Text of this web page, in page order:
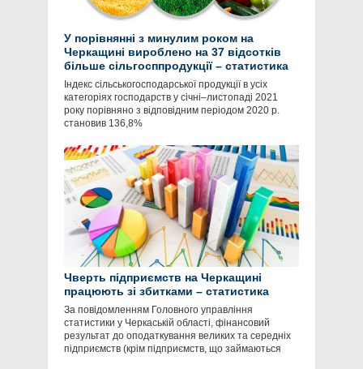
У порівнянні з минулим роком на
Черкащині вироблено на 37 відсотків
більше сільгосппродукції – статистика
Індекс сільськогосподарської продукції в усіх
категоріях господарств у січні–листопаді 2021
року порівняно з відповідним періодом 2020 р.
становив 136,8%
Чверть підприємств на Черкащині
працюють зі збитками – статистика
За повідомленням Головного управління
статистики у Черкаській області, фінансовий
результат до оподаткування великих та середніх
підприємств (крім підприємств, що займаються